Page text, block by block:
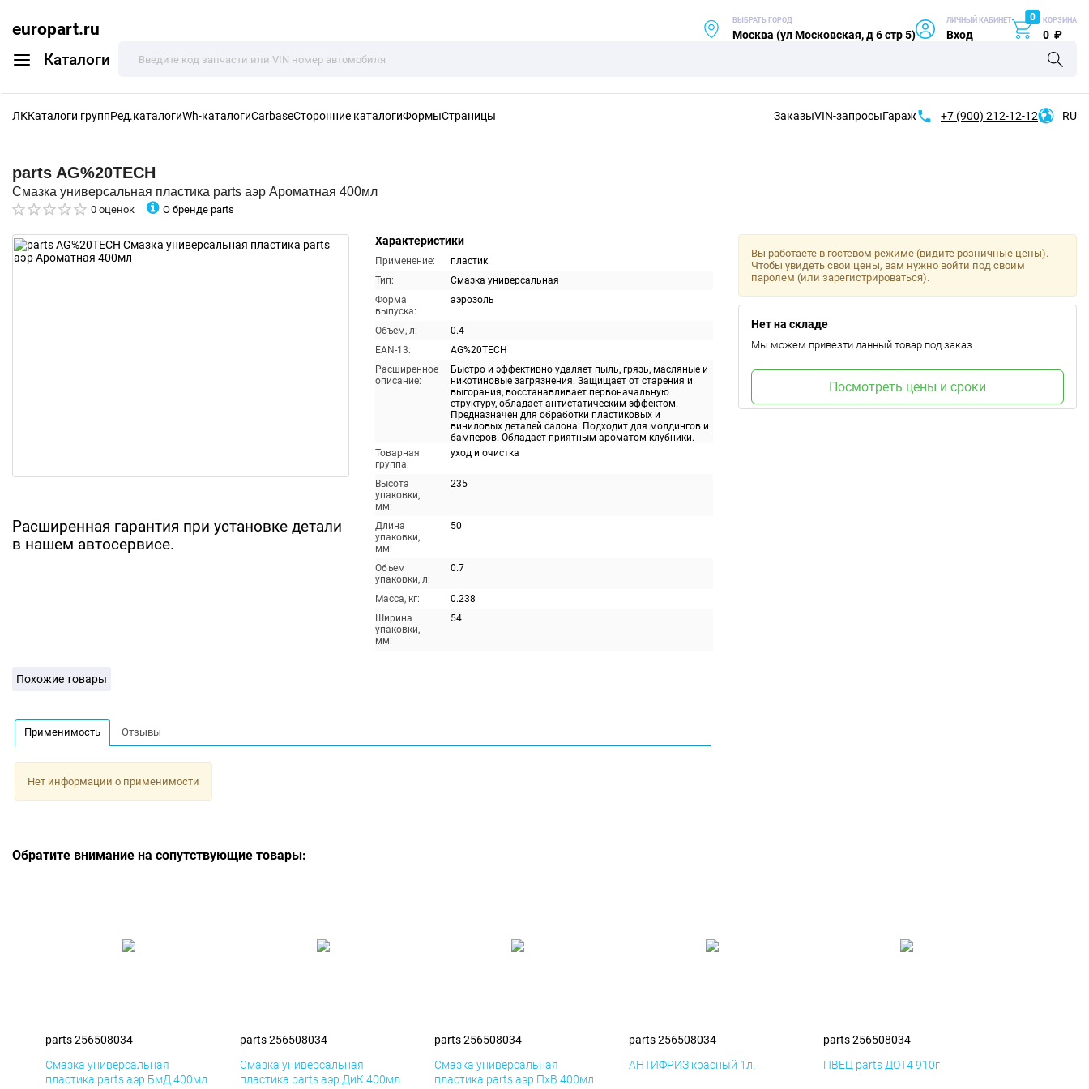
europart.ru
Каталоги
ВЫБРАТЬ ГОРОД
Москва (ул Московская, д 6 стр 5)
ЛИЧНЫЙ КАБИНЕТ
Вход
0 КОРЗИНА
0 ₽
ЛККаталоги группРед.каталогиWh-каталогиCarbaseСторонние каталогиФормыСтраницы ЗаказыVIN-запросыГараж +7 (900) 212-12-12 RU
parts AG%20TECH
Смазка универсальная пластика parts аэр Ароматная 400мл
0 оценок О бренде parts
Расширенная гарантия при установке детали
в нашем автосервисе.
Характеристики
Применение:
пластик
Тип:
Смазка универсальная
Форма
выпуска:
аэрозоль
Объём, л:
0.4
EAN-13:
AG%20TECH
Расширенное
описание:
Быстро и эффективно удаляет пыль, грязь, масляные и
никотиновые загрязнения. Защищает от старения и
выгорания, восстанавливает первоначальную
структуру, обладает антистатическим эффектом.
Предназначен для обработки пластиковых и
виниловых деталей салона. Подходит для молдингов и
бамперов. Обладает приятным ароматом клубники.
Товарная
группа:
уход и очистка
Высота
упаковки,
мм:
235
Длина
упаковки,
мм:
50
Объем
упаковки, л:
0.7
Масса, кг:
0.238
Ширина
упаковки,
мм:
54
Вы работаете в гостевом режиме (видите розничные цены).
Чтобы увидеть свои цены, вам нужно войти под своим
паролем (или зарегистрироваться).
Нет на складе
Мы можем привезти данный товар под заказ.
Посмотреть цены и сроки
Похожие товары
Применимость Отзывы
Нет информации о применимости
Обратите внимание на сопутствующие товары:
parts 256508034
Смазка универсальная
пластика parts аэр БмД 400мл
parts 256508034
Смазка универсальная
пластика parts аэр ДиК 400мл
parts 256508034
Смазка универсальная
пластика parts аэр ПхВ 400мл
parts 256508034
АНТИФРИЗ красный 1л.
parts 256508034
ПВЕЦ parts ДОТ4 910г